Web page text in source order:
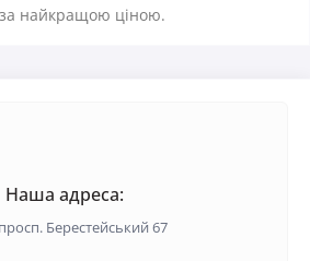
за найкращою ціною.
Наша адреса:
Берестейський 67